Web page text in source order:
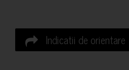
Indicatii de orientare